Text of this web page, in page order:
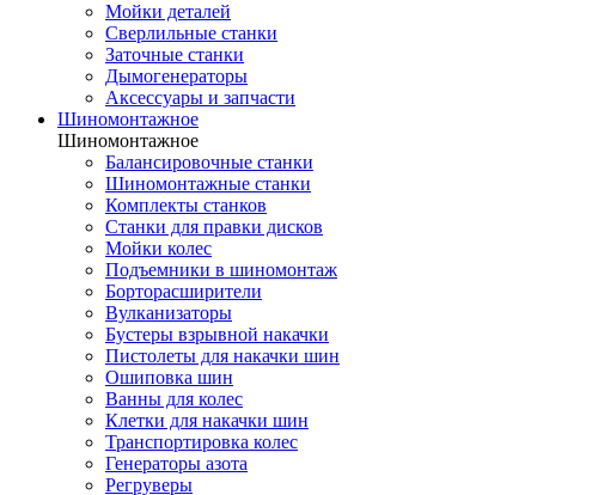
Мойки деталей
Сверлильные станки
Заточные станки
Дымогенераторы
Аксессуары и запчасти
Шиномонтажное
Шиномонтажное
Балансировочные станки
Шиномонтажные станки
Комплекты станков
Станки для правки дисков
Мойки колес
Подъемники в шиномонтаж
Борторасширители
Вулканизаторы
Бустеры взрывной накачки
Пистолеты для накачки шин
Ошиповка шин
Ванны для колес
Клетки для накачки шин
Транспортировка колес
Генераторы азота
Регруверы